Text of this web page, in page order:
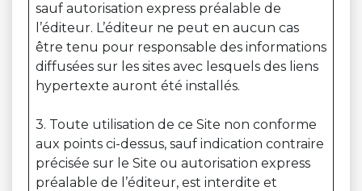
sauf autorisation express préalable de
l’éditeur. L’éditeur ne peut en aucun cas
être tenu pour responsable des informations
diffusées sur les sites avec lesquels des liens
hypertexte auront été installés.
3. Toute utilisation de ce Site non conforme
aux points ci-dessus, sauf indication contraire
précisée sur le Site ou autorisation express
préalable de l’éditeur, est interdite et